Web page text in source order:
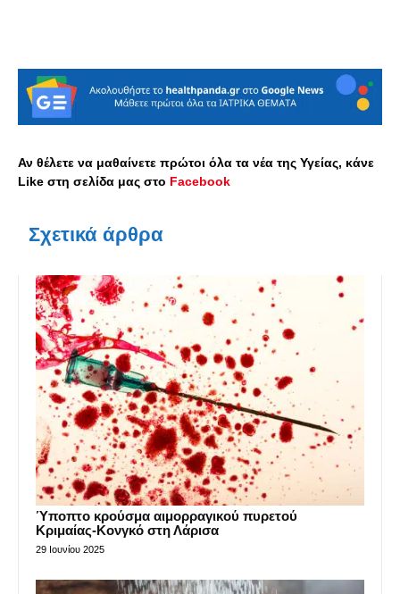
Αν θέλετε να μαθαίνετε πρώτοι όλα τα νέα της Υγείας, κάνε
Like στη σελίδα μας στο Facebook
Σχετικά άρθρα
Ύποπτο κρούσμα αιμορραγικού πυρετού
Κριμαίας-Κονγκό στη Λάρισα
29 Ιουνίου 2025